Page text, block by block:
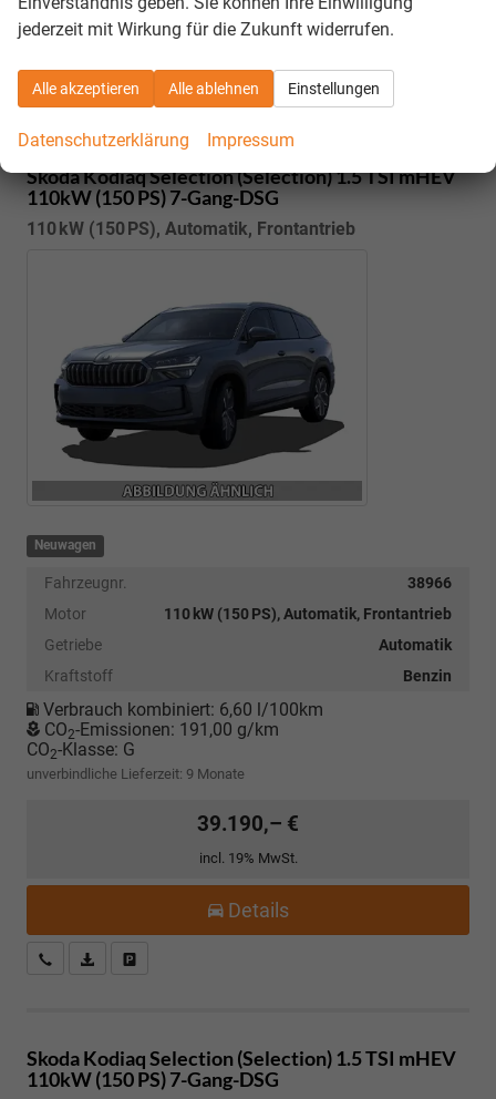
Details
Kostenloser Rückruf-Service
PDF-Datei, Fahrzeugexposé drucken
Fahrzeug parken
Skoda KodiaqSelection (Selection) 1.5 TSI mHEV
110kW (150 PS) 7-Gang-DSG
110 kW (150 PS), Automatik, Frontantrieb
Neuwagen
Fahrzeugnr.
38966
Motor
110 kW (150 PS), Automatik, Frontantrieb
Getriebe
Automatik
Kraftstoff
Benzin
Verbrauch kombiniert: 6,60 l/100km
CO2-Emissionen: 191,00 g/km
CO2-Klasse: G
unverbindliche Lieferzeit: 9 Monate
39.190,– €
incl. 19% MwSt.
Details
Kostenloser Rückruf-Service
PDF-Datei, Fahrzeugexposé drucken
Skoda KodiaqSelection (Selection) 1.5 TSI mHEV
110kW (150 PS) 7-Gang-DSG
jederzeit mit Wirkung für die Zukunft widerrufen.
Alle akzeptieren Alle ablehnen Einstellungen
Datenschutzerklärung Impressum